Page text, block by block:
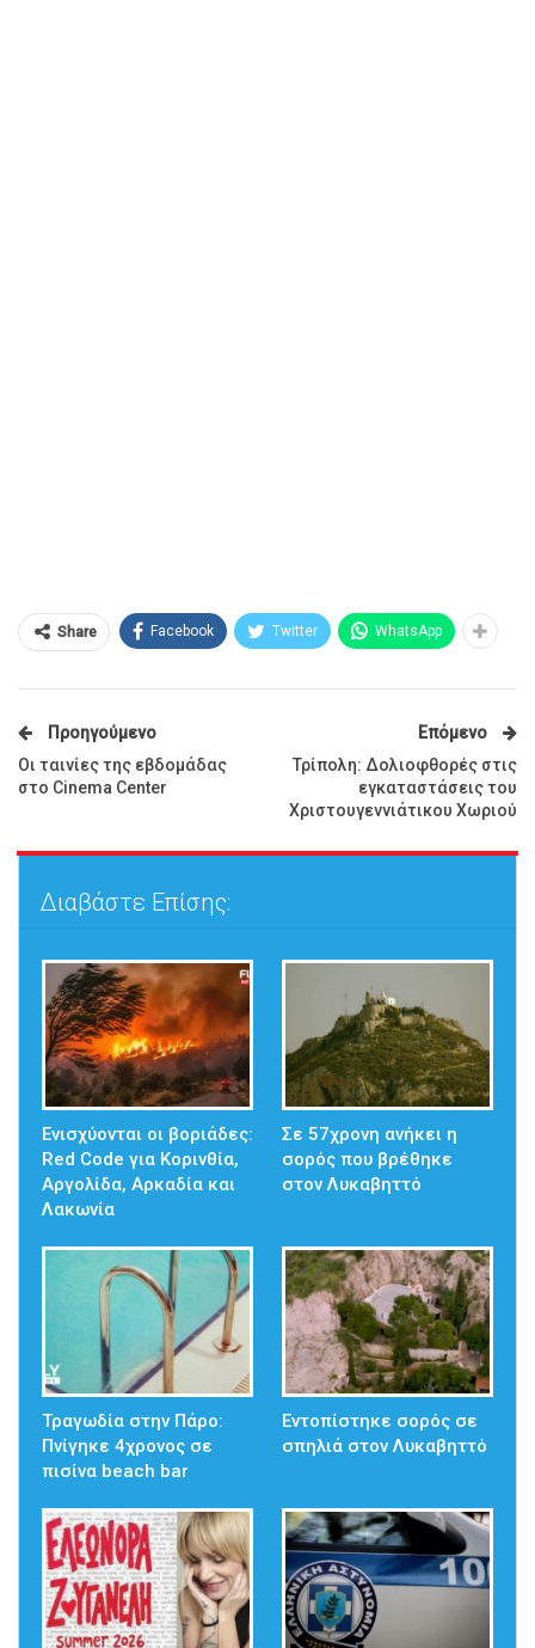
Share Facebook Twitter WhatsApp
Προηγούμενο
Οι ταινίες της εβδομάδας
στο Cinema Center
Επόμενο
Τρίπολη: Δολιοφθορές στις
εγκαταστάσεις του
Χριστουγεννιάτικου Χωριού
Διαβάστε Επίσης:
Ενισχύονται οι βοριάδες:
Red Code για Κορινθία,
Αργολίδα, Αρκαδία και
Λακωνία
Σε 57χρονη ανήκει η
σορός που βρέθηκε
στον Λυκαβηττό
Τραγωδία στην Πάρο:
Πνίγηκε 4χρονος σε
πισίνα beach bar
Εντοπίστηκε σορός σε
σπηλιά στον Λυκαβηττό